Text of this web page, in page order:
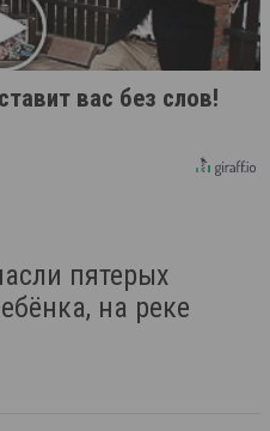
вас без слов!
пятерых
на реке